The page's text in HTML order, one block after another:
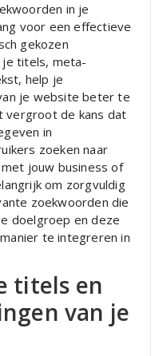
in je
voor een effectieve
gekozen
je titels, meta-
help je
je website beter te
vergroot de kans dat
in
zoeken naar
jouw business of
om zorgvuldig
zoekwoorden die
doelgroep en deze
te integreren in
titels en
van je